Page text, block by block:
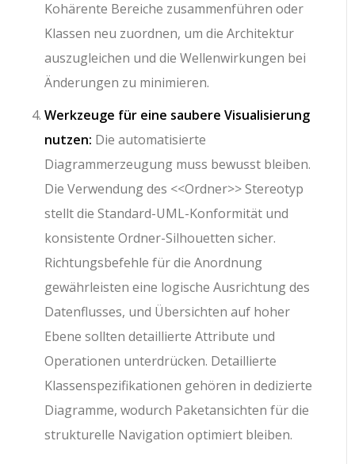
Kohärente Bereiche zusammenführen oder
Klassen neu zuordnen, um die Architektur
auszugleichen und die Wellenwirkungen bei
Änderungen zu minimieren.
Werkzeuge für eine saubere Visualisierung
nutzen: Die automatisierte
Diagrammerzeugung muss bewusst bleiben.
Die Verwendung des <<Ordner>>Stereotyp
stellt die Standard-UML-Konformität und
konsistente Ordner-Silhouetten sicher.
Richtungsbefehle für die Anordnung
gewährleisten eine logische Ausrichtung des
Datenflusses, und Übersichten auf hoher
Ebene sollten detaillierte Attribute und
Operationen unterdrücken. Detaillierte
Klassenspezifikationen gehören in dedizierte
Diagramme, wodurch Paketansichten für die
strukturelle Navigation optimiert bleiben.